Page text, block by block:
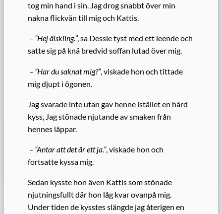
tog min hand i sin. Jag drog snabbt över min
nakna flickvän till mig och Kattis.
– ”Hej älskling.”, sa Dessie tyst med ett leende och
satte sig på knä bredvid soffan lutad över mig.
– ”Har du saknat mig?”, viskade hon och tittade
mig djupt i ögonen.
Jag svarade inte utan gav henne istället en hård
kyss, Jag stönade njutande av smaken från
hennes läppar.
– ”Antar att det är ett ja.”, viskade hon och
fortsatte kyssa mig.
Sedan kysste hon även Kattis som stönade
njutningsfullt där hon låg kvar ovanpå mig.
Under tiden de kysstes slängde jag återigen en